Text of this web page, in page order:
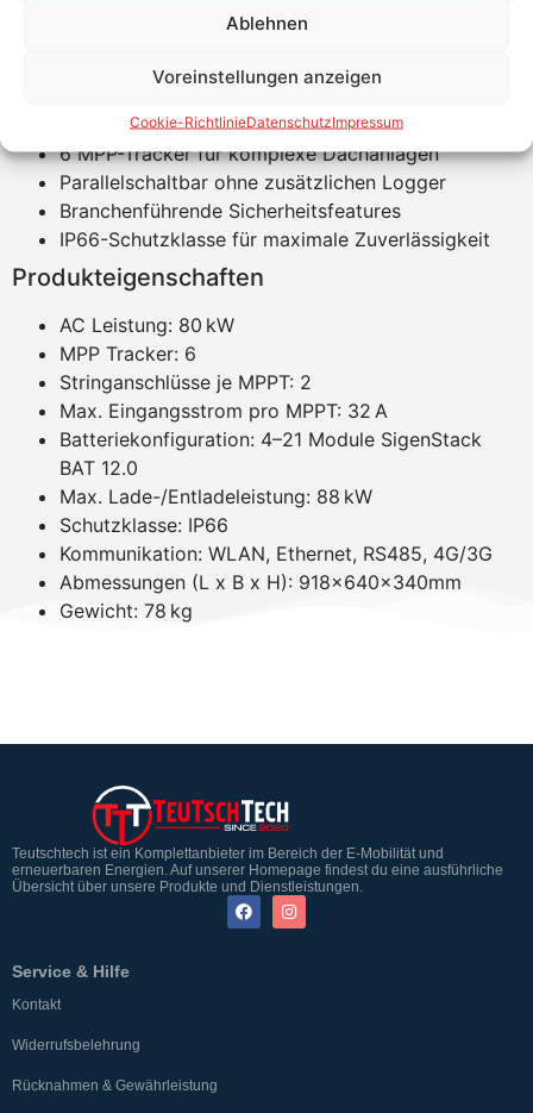
Ablehnen
Voreinstellungen anzeigen
Cookie-RichtlinieDatenschutzImpressum
Bitte Beachte: Kein Verkauf an gewerbliche
6 MPP-Tracker für komplexe Dachanlagen
Parallelschaltbar ohne zusätzlichen Logger
Branchenführende Sicherheitsfeatures
IP66-Schutzklasse für maximale Zuverlässigkeit
Produkteigenschaften
AC Leistung: 80 kW
MPP Tracker: 6
Stringanschlüsse je MPPT: 2
Max. Eingangsstrom pro MPPT: 32 A
Batteriekonfiguration: 4–21 Module SigenStack
BAT 12.0
Max. Lade-/Entladeleistung: 88 kW
Schutzklasse: IP66
Kommunikation: WLAN, Ethernet, RS485, 4G/3G
Abmessungen (L x B x H): 918×640×340mm
Gewicht: 78 kg
Teutschtech ist ein Komplettanbieter im Bereich der E-Mobilität und
erneuerbaren Energien. Auf unserer Homepage findest du eine ausführliche
Übersicht über unsere Produkte und Dienstleistungen.
Service & Hilfe
Kontakt
Widerrufsbelehrung
Rücknahmen & Gewährleistung